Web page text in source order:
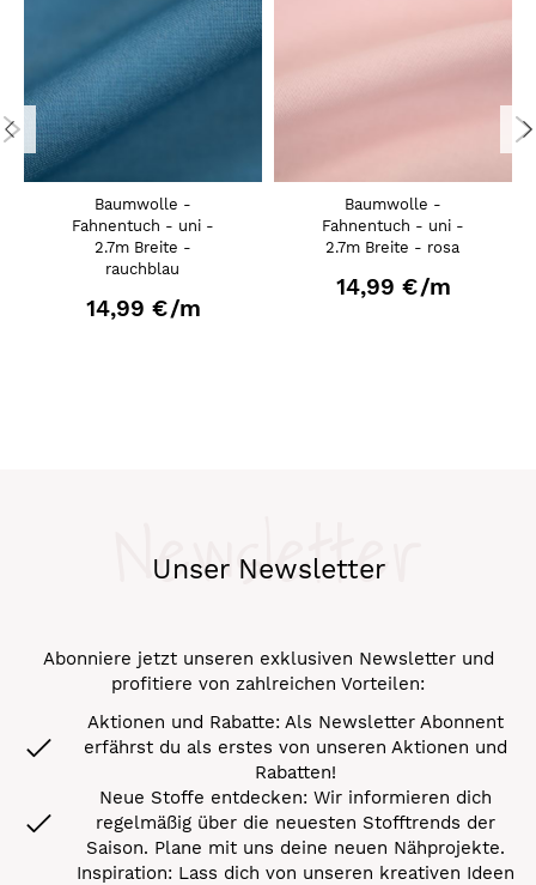
Baumwolle -
Fahnentuch - uni -
2.7m Breite -
rauchblau
14,99 €/m
Baumwolle -
Fahnentuch - uni -
2.7m Breite - rosa
14,99 €/m
Unser Newsletter
Newsletter
Abonniere jetzt unseren exklusiven Newsletter und
profitiere von zahlreichen Vorteilen:
Aktionen und Rabatte: Als Newsletter Abonnent
erfährst du als erstes von unseren Aktionen und
Rabatten!
Neue Stoffe entdecken: Wir informieren dich
regelmäßig über die neuesten Stofftrends der
Saison. Plane mit uns deine neuen Nähprojekte.
Inspiration: Lass dich von unseren kreativen Ideen